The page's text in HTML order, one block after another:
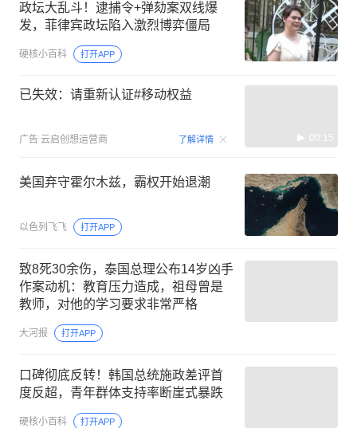
政坛大乱斗！逮捕令+弹劾案双线爆
发，菲律宾政坛陷入激烈博弈僵局
硬核小百科 打开APP
已失效：请重新认证#移动权益
广告 云启创想运营商 了解详情 00:15
美国弃守霍尔木兹，霸权开始退潮
以色列飞飞 打开APP
致8死30余伤，泰国总理公布14岁凶手
作案动机：教育压力造成，祖母曾是
教师，对他的学习要求非常严格
大河报 打开APP
口碑彻底反转！韩国总统施政差评首
度反超，青年群体支持率断崖式暴跌
硬核小百科 打开APP